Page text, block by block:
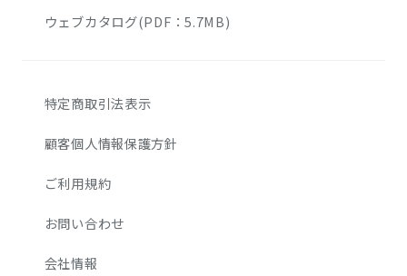
ウェブカタログ(PDF：5.7MB)
特定商取引法表示
顧客個人情報保護方針
ご利用規約
お問い合わせ
会社情報